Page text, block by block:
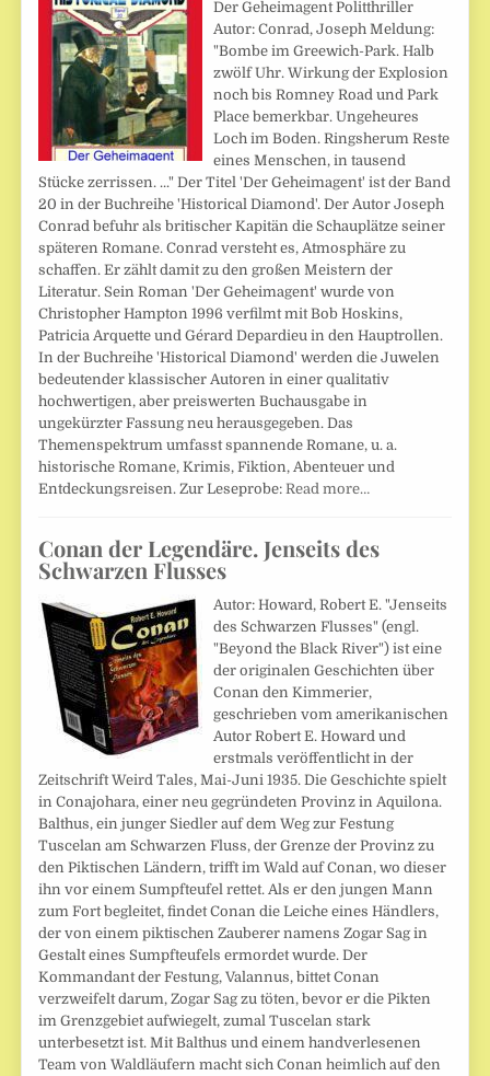
Der Geheimagent Politthriller
Autor: Conrad, Joseph Meldung:
"Bombe im Greewich-Park. Halb
zwölf Uhr. Wirkung der Explosion
noch bis Romney Road und Park
Place bemerkbar. Ungeheures
Loch im Boden. Ringsherum Reste
eines Menschen, in tausend
Stücke zerrissen. ..." Der Titel 'Der Geheimagent' ist der Band
20 in der Buchreihe 'Historical Diamond'. Der Autor Joseph
Conrad befuhr als britischer Kapitän die Schauplätze seiner
späteren Romane. Conrad versteht es, Atmosphäre zu
schaffen. Er zählt damit zu den großen Meistern der
Literatur. Sein Roman 'Der Geheimagent' wurde von
Christopher Hampton 1996 verfilmt mit Bob Hoskins,
Patricia Arquette und Gérard Depardieu in den Hauptrollen.
In der Buchreihe 'Historical Diamond' werden die Juwelen
bedeutender klassischer Autoren in einer qualitativ
hochwertigen, aber preiswerten Buchausgabe in
ungekürzter Fassung neu herausgegeben. Das
Themenspektrum umfasst spannende Romane, u. a.
historische Romane, Krimis, Fiktion, Abenteuer und
Entdeckungsreisen. Zur Leseprobe: Read more…
Conan der Legendäre. Jenseits des
Schwarzen Flusses
Autor: Howard, Robert E. "Jenseits
des Schwarzen Flusses" (engl.
"Beyond the Black River") ist eine
der originalen Geschichten über
Conan den Kimmerier,
geschrieben vom amerikanischen
Autor Robert E. Howard und
erstmals veröffentlicht in der
Zeitschrift Weird Tales, Mai-Juni 1935. Die Geschichte spielt
in Conajohara, einer neu gegründeten Provinz in Aquilona.
Balthus, ein junger Siedler auf dem Weg zur Festung
Tuscelan am Schwarzen Fluss, der Grenze der Provinz zu
den Piktischen Ländern, trifft im Wald auf Conan, wo dieser
ihn vor einem Sumpfteufel rettet. Als er den jungen Mann
zum Fort begleitet, findet Conan die Leiche eines Händlers,
der von einem piktischen Zauberer namens Zogar Sag in
Gestalt eines Sumpfteufels ermordet wurde. Der
Kommandant der Festung, Valannus, bittet Conan
verzweifelt darum, Zogar Sag zu töten, bevor er die Pikten
im Grenzgebiet aufwiegelt, zumal Tuscelan stark
unterbesetzt ist. Mit Balthus und einem handverlesenen
Team von Waldläufern macht sich Conan heimlich auf den